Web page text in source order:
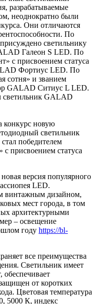
разрабатываемые
неоднократно были
Они отличаются
По
светильнику
Галеон S LED. По
с присвоением статуса
Фортиус LED. По
сотня» и званием
GALAD Ситиус L LED.
светильник GALAD
новую
светильник
победителем
с присвоением статуса
версия популярного
LED.
винтажным дизайном,
мест города, в том
архитектурными
– освещение
году https://bl-
все преимущества
Светильник имеет
от коротких
Цветовая температура
5000 К, индекс